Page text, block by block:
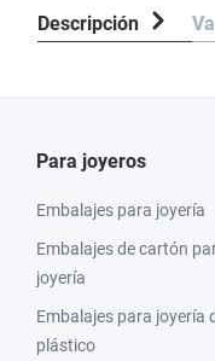
Descripción
Para joyeros
Embalajes para joyería
Embalajes de cartón
joyería
Embalajes para joyería
plástico